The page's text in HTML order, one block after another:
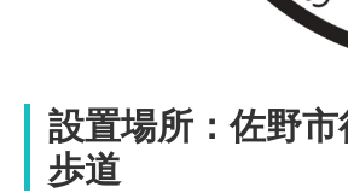
設置場所：佐野
歩道